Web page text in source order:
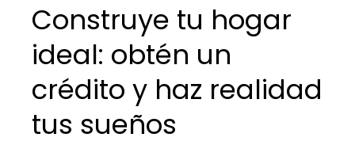
Construye tu hogar
ideal: obtén un
crédito y haz realidad
tus sueños